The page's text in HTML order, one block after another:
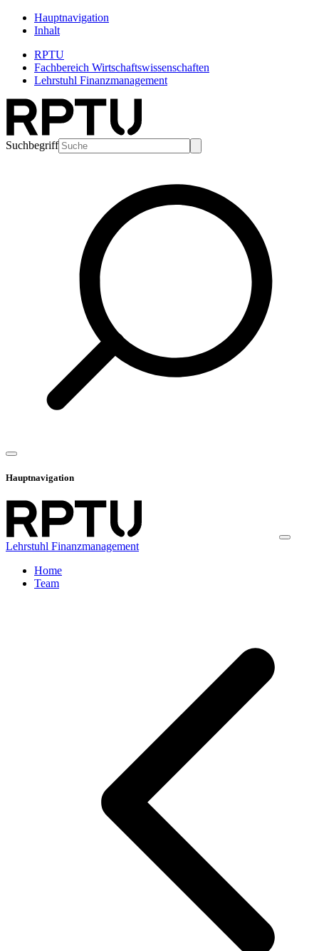
Hauptnavigation
Inhalt
RPTU
Fachbereich Wirtschaftswissenschaften
Lehrstuhl Finanzmanagement
Suchbegriff
Hauptnavigation
Lehrstuhl Finanzmanagement
Home
Team